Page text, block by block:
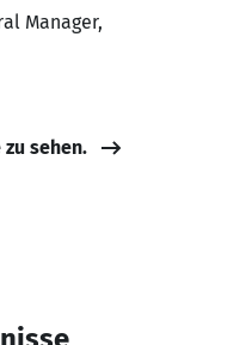
Manager,
sehen.